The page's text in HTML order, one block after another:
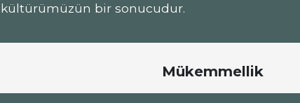
kültürümüzün bir sonucudur.
Mükemmellik